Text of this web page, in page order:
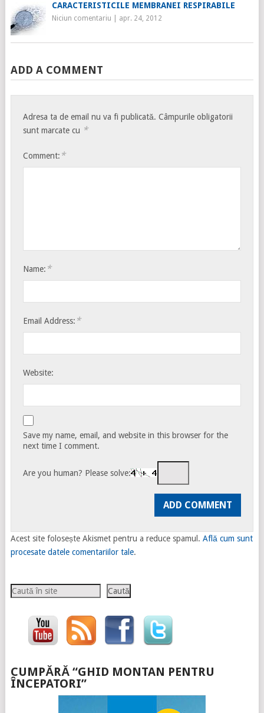
CARACTERISTICILE MEMBRANEI RESPIRABILE
Niciun comentariu apr. 24, 2012
ADD A COMMENT
Adresa ta de email nu va fi publicată. Câmpurile obligatorii
sunt marcate cu *
Comment: *
Name: *
Email Address: *
Website:
Save my name, email, and website in this browser for the
next time I comment.
Are you human? Please solve:
Acest site folosește Akismet pentru a reduce spamul. Află cum sunt
procesate datele comentariilor tale.
Caută Caută
CUMPĂRĂ “GHID MONTAN PENTRU
ÎNCEPATORI”